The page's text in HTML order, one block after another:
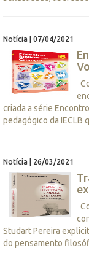
Notícia | 07/04/2021
criada a série
pedagógico da IECLB
Notícia | 26/03/2021
Studart Pereira
do pensamento